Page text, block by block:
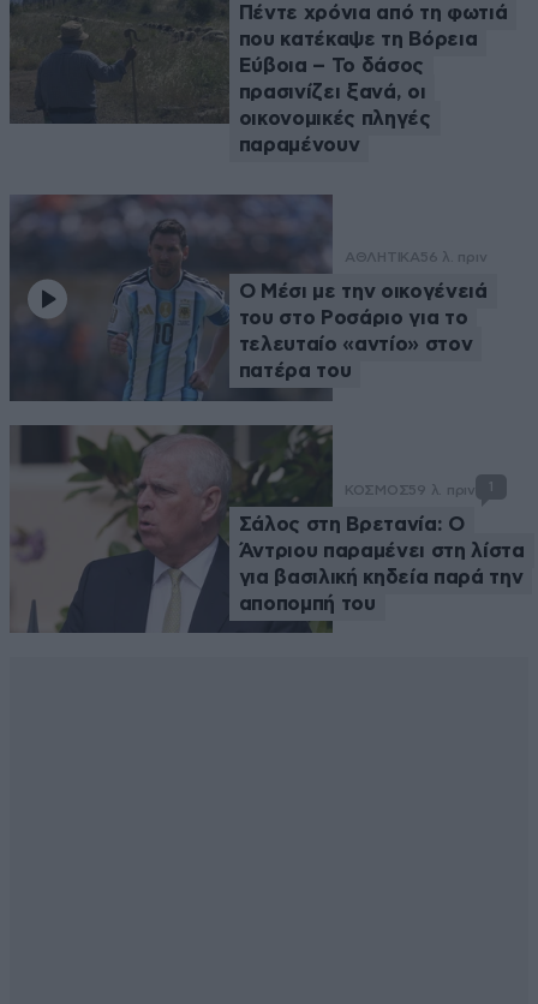
Πέντε χρόνια από τη φωτιά
που κατέκαψε τη Βόρεια
Εύβοια – Το δάσος
πρασινίζει ξανά, οι
οικονομικές πληγές
παραμένουν
ΑΘΛΗΤΙΚΑ56 λ. πριν
Ο Μέσι με την οικογένειά
του στο Ροσάριο για το
τελευταίο «αντίο» στον
πατέρα του
ΚΟΣΜΟΣ59 λ. πριν 1
Σάλος στη Βρετανία: Ο
Άντριου παραμένει στη λίστα
για βασιλική κηδεία παρά την
αποπομπή του